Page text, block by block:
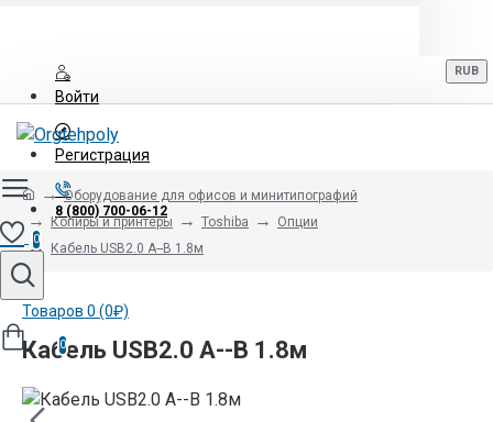
Войти
Регистрация
8 (800) 700-06-12
RUB
0
Товаров 0 (0₽)
0
Оборудование для офисов и минитипографий
Копиры и принтеры
Toshiba
Опции
Кабель USB2.0 A--B 1.8м
Кабель USB2.0 A--B 1.8м